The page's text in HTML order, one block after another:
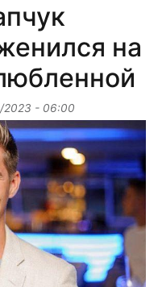
на
2023 - 06:00